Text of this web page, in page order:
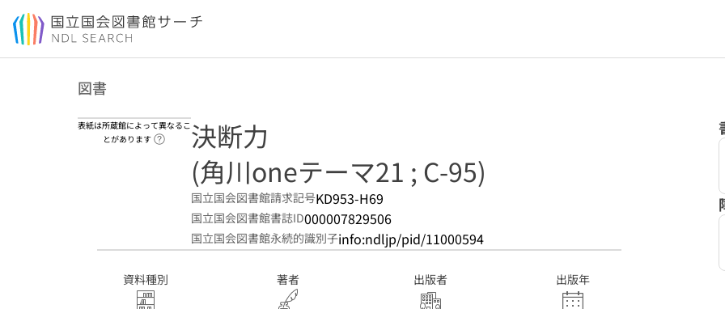
本文へ移動
図書
表紙は所蔵館によって異なるこ
とがあります
ヘルプページへのリンク
決断力
(角川oneテーマ21 ; C-95)
国立国会図書館請求記号KD953-H69
国立国会図書館書誌ID000007829506
国立国会図書館永続的識別子info:ndljp/pid/11000594
資料種別 著者 出版者 出版年